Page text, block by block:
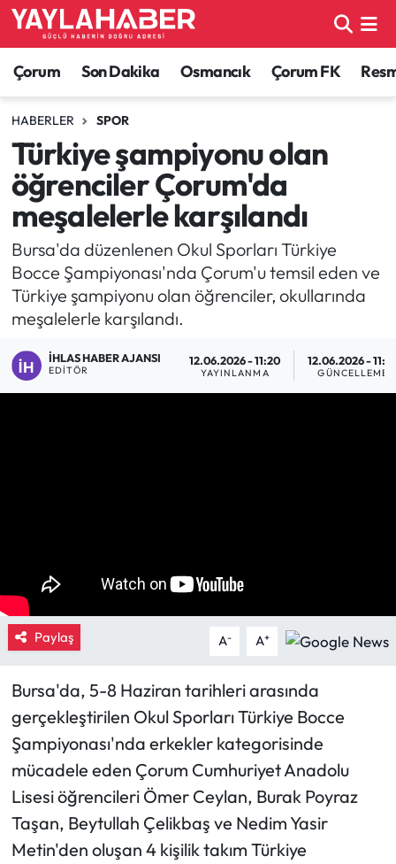
Çorum Son Dakika Osmancık Çorum FK
HABERLER SPOR
Türkiye şampiyonu olan
öğrenciler Çorum'da
meşalelerle karşılandı
Bursa'da düzenlenen Okul Sporları Türkiye
Bocce Şampiyonası'nda Çorum'u temsil eden ve
Türkiye şampiyonu olan öğrenciler, okullarında
meşalelerle karşılandı.
İHLAS HABER AJANSI
EDITÖR
12.06.2026 - 11:20
YAYINLANMA
12.06.2026 -
GÜNCELLEME
Paylaş A- A+
Bursa'da, 5-8 Haziran tarihleri arasında
gerçekleştirilen Okul Sporları Türkiye Bocce
Şampiyonası'nda erkekler kategorisinde
mücadele eden Çorum Cumhuriyet Anadolu
Lisesi öğrencileri Ömer Ceylan, Burak Poyraz
Taşan, Beytullah Çelikbaş ve Nedim Yasir
Metin'den oluşan 4 kişilik takım Türkiye
Alaca Haberleri
Bayat Haberleri
Bilgi - Keşfet Haberleri
Bilim ve Teknoloji
Boğazkale Haberleri
Çorum Haberleri
Kimdir?
Kültür Sanat
Laçin Haberleri
Magazin
Mecitözü Haberleri
Çorum Nöbetçi Eczaneler
Çorum Hava Durumu
Çorum Namaz Vakitleri
Çorum Trafik Yoğunluk Haritası
TFF 1.Lig Puan Durumu ve Fikstür
Tüm Manşetler